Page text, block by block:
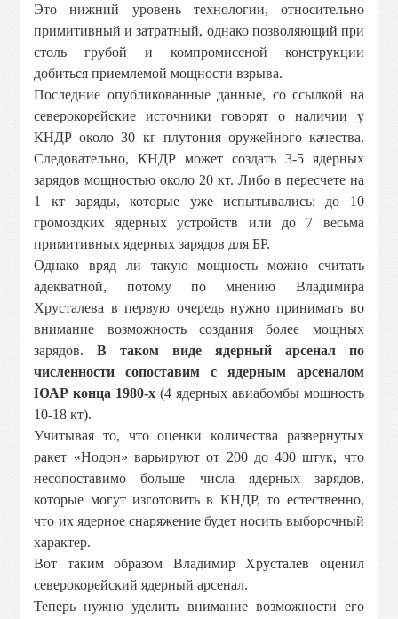
Это нижний уровень технологии, относительно
примитивный и затратный, однако позволяющий при
столь грубой и компромиссной конструкции
добиться приемлемой мощности взрыва.
Последние опубликованные данные, со ссылкой на
северокорейские источники говорят о наличии у
КНДР около30 кгплутония оружейного качества.
Следовательно, КНДР может создать 3-5 ядерных
зарядов мощностью около 20 кт. Либо в пересчете на
1 кт заряды, которые уже испытывались: до 10
громоздких ядерных устройств или до 7 весьма
примитивных ядерных зарядов для БР.
Однако вряд ли такую мощность можно считать
адекватной, потому по мнению Владимира
Хрусталева в первую очередь нужно принимать во
внимание возможность создания более мощных
зарядов.В таком виде ядерный арсенал по
численности сопоставим с ядерным арсеналом
ЮАР конца 1980-х (4 ядерных авиабомбы мощность
10-18 кт).
Учитывая то, что оценки количества развернутых
ракет «Нодон» варьируют от 200 до 400 штук, что
несопоставимо больше числа ядерных зарядов,
которые могут изготовить в КНДР, то естественно,
что их ядерное снаряжение будет носить выборочный
характер.
Вот таким образом Владимир Хрусталев оценил
северокорейский ядерный арсенал.
Теперь нужно уделить внимание возможности его